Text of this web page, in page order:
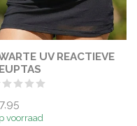
UV REACTIEVE
voorraad